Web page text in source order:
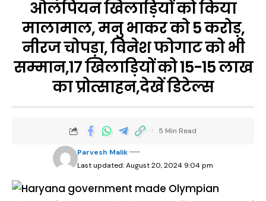
ओलंपियन खिलाड़ियों को किया
मालामाल, मनु भाकर को 5 करोड़,
नीरज चोपड़ा, विनेश फोगाट को भी
सम्मान,17 खिलाड़ियों को 15-15 लाख
का प्रोत्साहन,देखें डिटेल्स
Last updated: August 20, 2024 9:04 pm
Parvesh Malik
5 Min Read